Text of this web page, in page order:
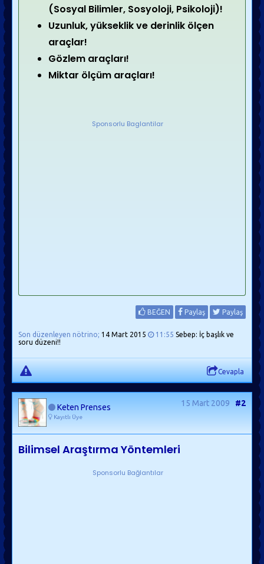
(Sosyal Bilimler, Sosyoloji, Psikoloji)!
Uzunluk, yükseklik ve derinlik ölçen
araçlar!
Gözlem araçları!
Miktar ölçüm araçları!
Sponsorlu Baglantilar
BEĞEN Paylaş Paylaş
Son düzenleyen nötrino; 14 Mart 2015 11:55 Sebep: İç başlık ve
soru düzeni!!
Cevapla
Keten Prenses
Kayıtlı Üye
15 Mart 2009 #2
Bilimsel Araştırma Yöntemleri
Sponsorlu Bağlantılar